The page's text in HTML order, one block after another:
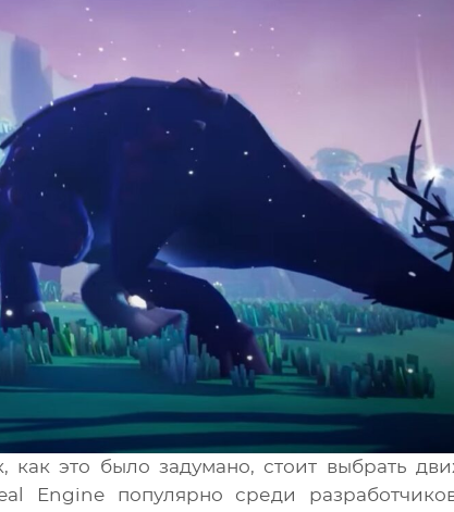
как это было задумано, стоит выбрать
Engine популярно среди